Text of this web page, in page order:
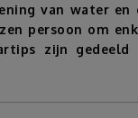
van water en
persoon om
zijn gedeeld